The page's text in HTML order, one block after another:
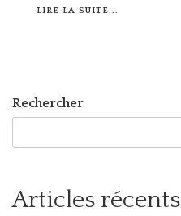
LIRE LA SUITE...
Rechercher
Articles récents